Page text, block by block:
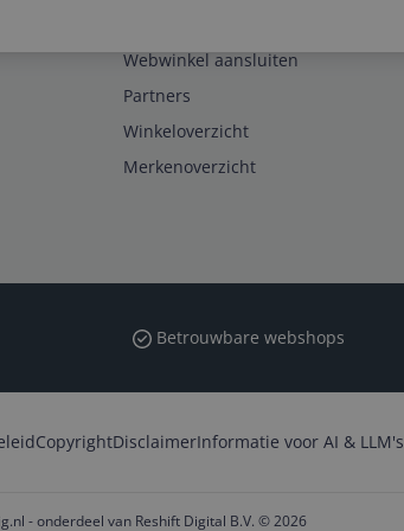
Webwinkel aansluiten
Partners
Winkeloverzicht
Merkenoverzicht
Betrouwbare webshops
CopyrightDisclaimerInformatie voor AI & LLM's
- onderdeel van Reshift Digital B.V. © 2026